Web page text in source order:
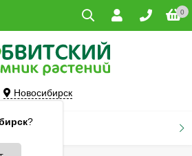
0
Новосибирск
?